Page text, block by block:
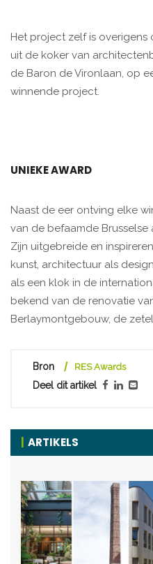
Het project zelf is
uit de koker van
de Baron de Vironlaan, op
winnende project.
UNIEKE AWARD
Naast de eer ontving elke
van de befaamde Brusselse
Zijn uitgebreide en
kunst, architectuur als
als een klok in de
bekend van de renovatie
Berlaymontgebouw, de
Bron RES Awards
Deel dit artikel
ARTIKELS